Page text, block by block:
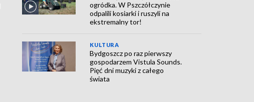
ogródka. W Pszczółczynie
odpalili kosiarki i ruszyli na
ekstremalny tor!
KULTURA
Bydgoszcz po raz pierwszy
gospodarzem Vistula Sounds.
Pięć dni muzyki z całego
świata